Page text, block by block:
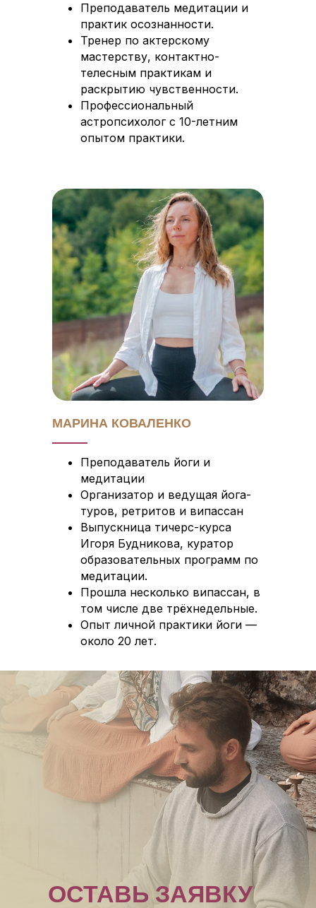
Преподаватель медитации и
практик осознанности.
Тренер по актерскому
мастерству, контактно-
телесным практикам и
раскрытию чувственности.
Профессиональный
астропсихолог с 10-летним
опытом практики.
МАРИНА КОВАЛЕНКО
Преподаватель йоги и
медитации
Организатор и ведущая йога-
туров, ретритов и випассан
Выпускница тичерс-курса
Игоря Будникова, куратор
образовательных программ по
медитации.
Прошла несколько випассан, в
том числе две трёхнедельные.
Опыт личной практики йоги —
около 20 лет.
ОСТАВЬ ЗАЯВКУ